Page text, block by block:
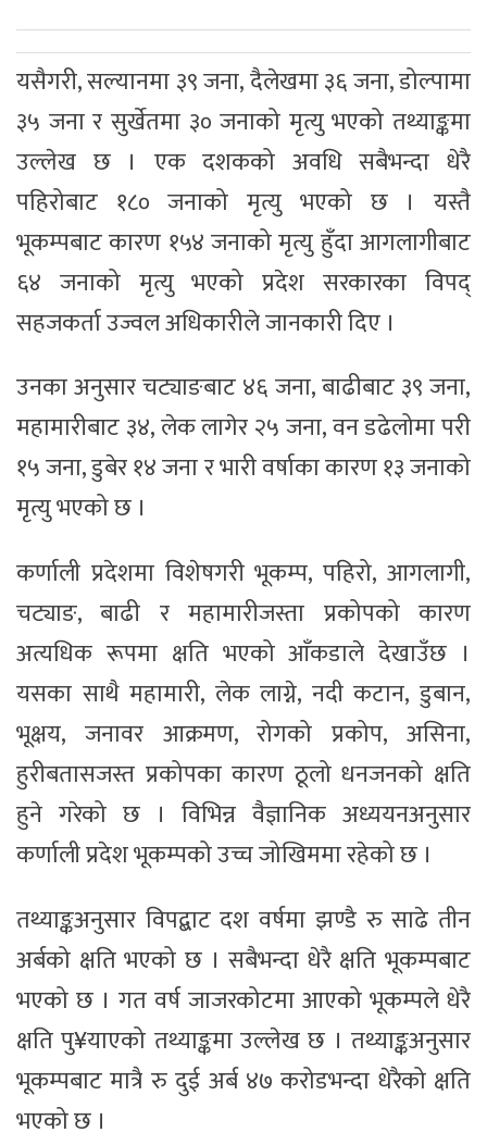
यसैगरी, सल्यानमा ३९ जना, दैलेखमा ३६ जना, डोल्पामा
३५ जना र सुर्खेतमा ३० जनाको मृत्यु भएको तथ्याङ्कमा
उल्लेख छ । एक दशकको अवधि सबैभन्दा धेरै
पहिरोबाट १८० जनाको मृत्यु भएको छ । यस्तै
भूकम्पबाट कारण १५४ जनाको मृत्यु हुँदा आगलागीबाट
६४ जनाको मृत्यु भएको प्रदेश सरकारका विपद्
सहजकर्ता उज्वल अधिकारीले जानकारी दिए ।
उनका अनुसार चट्याङबाट ४६ जना, बाढीबाट ३९ जना,
महामारीबाट ३४, लेक लागेर २५ जना, वन डढेलोमा परी
१५ जना, डुबेर १४ जना र भारी वर्षाका कारण १३ जनाको
मृत्यु भएको छ ।
कर्णाली प्रदेशमा विशेषगरी भूकम्प, पहिरो, आगलागी,
चट्याङ, बाढी र महामारीजस्ता प्रकोपको कारण
अत्यधिक रूपमा क्षति भएको आँकडाले देखाउँछ ।
यसका साथै महामारी, लेक लाग्ने, नदी कटान, डुबान,
भूक्षय, जनावर आक्रमण, रोगको प्रकोप, असिना,
हुरीबतासजस्त प्रकोपका कारण ठूलो धनजनको क्षति
हुने गरेको छ । विभिन्न वैज्ञानिक अध्ययनअनुसार
कर्णाली प्रदेश भूकम्पको उच्च जोखिममा रहेको छ ।
तथ्याङ्कअनुसार विपद्बाट दश वर्षमा झण्डै रु साढे तीन
अर्बको क्षति भएको छ । सबैभन्दा धेरै क्षति भूकम्पबाट
भएको छ । गत वर्ष जाजरकोटमा आएको भूकम्पले धेरै
क्षति पु¥याएको तथ्याङ्कमा उल्लेख छ । तथ्याङ्कअनुसार
भूकम्पबाट मात्रै रु दुई अर्ब ४७ करोडभन्दा धेरैको क्षति
भएको छ ।